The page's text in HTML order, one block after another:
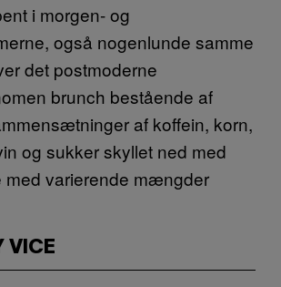
i morgen- og
også nogenlunde samme
det postmoderne
brunch bestående af
af koffein, korn,
og sukker skyllet ned med
med varierende mængder
VICE